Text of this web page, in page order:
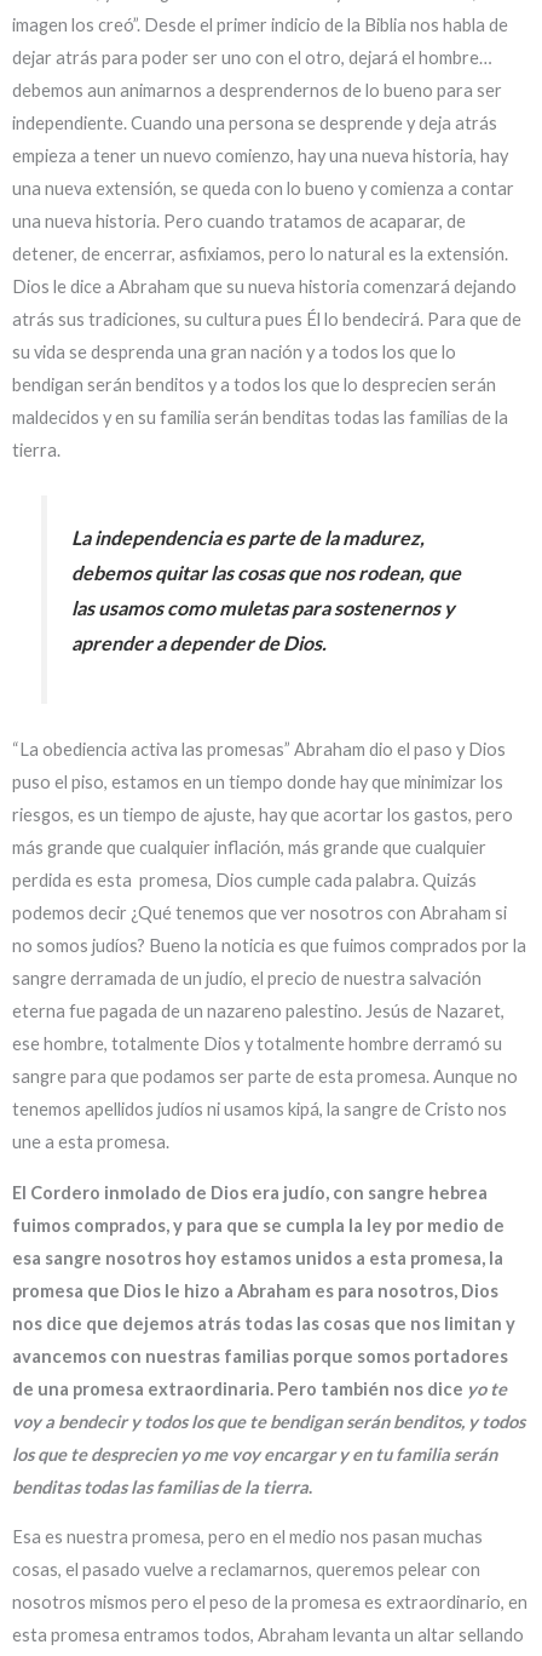
imagen los creó”. Desde el primer indicio de la Biblia nos habla de
dejar atrás para poder ser uno con el otro, dejará el hombre…
debemos aun animarnos a desprendernos de lo bueno para ser
independiente. Cuando una persona se desprende y deja atrás
empieza a tener un nuevo comienzo, hay una nueva historia, hay
una nueva extensión, se queda con lo bueno y comienza a contar
una nueva historia. Pero cuando tratamos de acaparar, de
detener, de encerrar, asfixiamos, pero lo natural es la extensión.
Dios le dice a Abraham que su nueva historia comenzará dejando
atrás sus tradiciones, su cultura pues Él lo bendecirá. Para que de
su vida se desprenda una gran nación y a todos los que lo
bendigan serán benditos y a todos los que lo desprecien serán
maldecidos y en su familia serán benditas todas las familias de la
tierra.
La independencia es parte de la madurez,
debemos quitar las cosas que nos rodean, que
las usamos como muletas para sostenernos y
aprender a depender de Dios.
“La obediencia activa las promesas” Abraham dio el paso y Dios
puso el piso, estamos en un tiempo donde hay que minimizar los
riesgos, es un tiempo de ajuste, hay que acortar los gastos, pero
más grande que cualquier inflación, más grande que cualquier
perdida es esta promesa, Dios cumple cada palabra. Quizás
podemos decir ¿Qué tenemos que ver nosotros con Abraham si
no somos judíos? Bueno la noticia es que fuimos comprados por la
sangre derramada de un judío, el precio de nuestra salvación
eterna fue pagada de un nazareno palestino. Jesús de Nazaret,
ese hombre, totalmente Dios y totalmente hombre derramó su
sangre para que podamos ser parte de esta promesa. Aunque no
tenemos apellidos judíos ni usamos kipá, la sangre de Cristo nos
une a esta promesa.
El Cordero inmolado de Dios era judío, con sangre hebrea
fuimos comprados, y para que se cumpla la ley por medio de
esa sangre nosotros hoy estamos unidos a esta promesa, la
promesa que Dios le hizo a Abraham es para nosotros, Dios
nos dice que dejemos atrás todas las cosas que nos limitan y
avancemos con nuestras familias porque somos portadores
de una promesa extraordinaria. Pero también nos dice yo te
voy a bendecir y todos los que te bendigan serán benditos, y todos
los que te desprecien yo me voy encargar y en tu familia serán
benditas todas las familias de la tierra.
Esa es nuestra promesa, pero en el medio nos pasan muchas
cosas, el pasado vuelve a reclamarnos, queremos pelear con
nosotros mismos pero el peso de la promesa es extraordinario, en
esta promesa entramos todos, Abraham levanta un altar sellando